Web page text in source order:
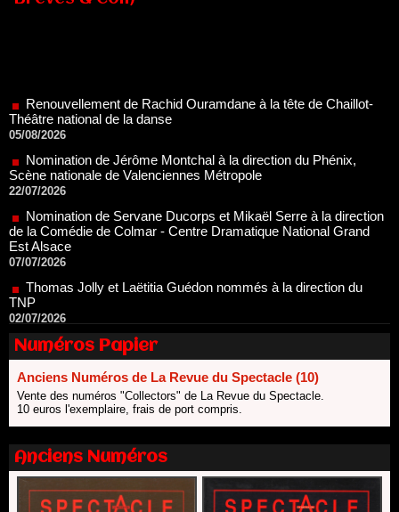
05/08/2026
Nomination de Jérôme Montchal à la direction du Phénix,
Scène nationale de Valenciennes Métropole
22/07/2026
Nomination de Servane Ducorps et Mikaël Serre à la direction
de la Comédie de Colmar - Centre Dramatique National Grand
Est Alsace
07/07/2026
Thomas Jolly et Laëtitia Guédon nommés à la direction du
TNP
02/07/2026
Fonds SACD Théâtre : les lauréats 2026
23/06/2026
Dispositif ARTCENA Écrire pour le cirque, les lauréats 2026 !
Le palmarès des prix SACD 2026
18/06/2026
SACD
13/06/2026
Nomination de Nathalie Garraud et Olivier Saccomano à la
direction du Théâtre de Gennevilliers - CDN
Numéros Papier
Anciens Numéros de La Revue du Spectacle (10)
Vente des numéros "Collectors" de La Revue du Spectacle.
10 euros l'exemplaire, frais de port compris.
Anciens Numéros